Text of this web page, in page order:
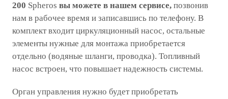
200 Spheros вы можете в нашем сервисе, позвонив
нам в рабочее время и записавшись по телефону. В
комплект входит циркуляционный насос, остальные
элементы нужные для монтажа приобретается
отдельно (водяные шланги, проводка). Топливный
насос встроен, что повышает надежность системы.
Орган управления нужно будет приобретать